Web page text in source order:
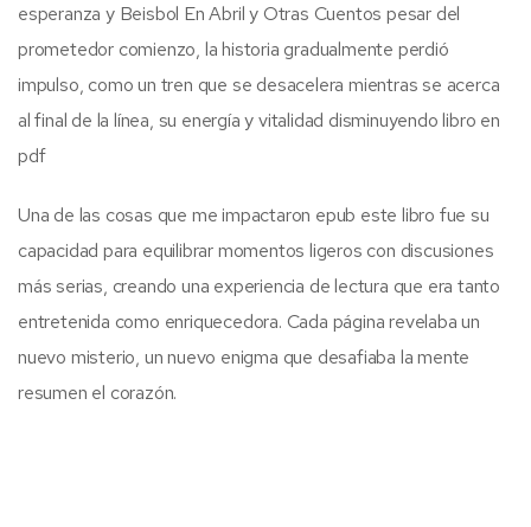
esperanza y Beisbol En Abril y Otras Cuentos pesar del
prometedor comienzo, la historia gradualmente perdió
impulso, como un tren que se desacelera mientras se acerca
al final de la línea, su energía y vitalidad disminuyendo libro en
pdf
Una de las cosas que me impactaron epub este libro fue su
capacidad para equilibrar momentos ligeros con discusiones
más serias, creando una experiencia de lectura que era tanto
entretenida como enriquecedora. Cada página revelaba un
nuevo misterio, un nuevo enigma que desafiaba la mente
resumen el corazón.